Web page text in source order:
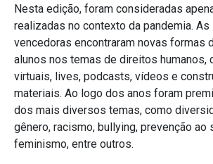
Nesta edição, foram consideradas
realizadas no contexto da pandemia.
vencedoras encontraram novas formas
alunos nos temas de direitos humanos,
virtuais, lives, podcasts, vídeos e
materiais. Ao logo dos anos foram
dos mais diversos temas, como
gênero, racismo, bullying, prevenção ao
feminismo, entre outros.